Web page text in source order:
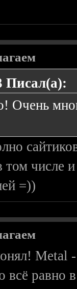
Писал(а):
Очень
том числе
=))
Metal
всё равно